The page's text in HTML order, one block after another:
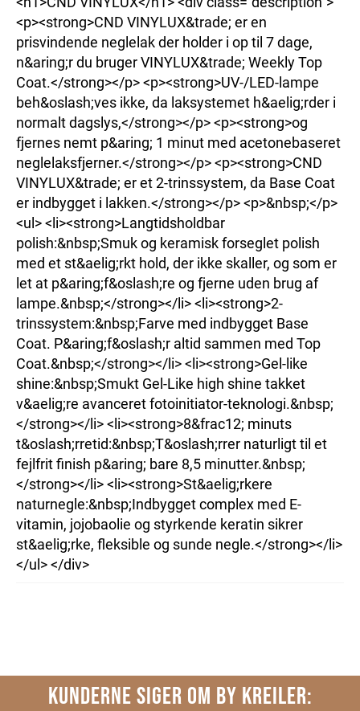
<p><strong>CND VINYLUX&trade; er en
prisvindende neglelak der holder i op til 7 dage,
n&aring;r du bruger VINYLUX&trade; Weekly Top
Coat.</strong></p> <p><strong>UV-/LED-lampe
beh&oslash;ves ikke, da laksystemet h&aelig;rder i
normalt dagslys,</strong></p> <p><strong>og
fjernes nemt p&aring; 1 minut med acetonebaseret
neglelaksfjerner.</strong></p> <p><strong>CND
VINYLUX&trade; er et 2-trinssystem, da Base Coat
er indbygget i lakken.</strong></p> <p>&nbsp;</p>
<ul> <li><strong>Langtidsholdbar
polish:&nbsp;Smuk og keramisk forseglet polish
med et st&aelig;rkt hold, der ikke skaller, og som er
let at p&aring;f&oslash;re og fjerne uden brug af
lampe.&nbsp;</strong></li> <li><strong>2-
trinssystem:&nbsp;Farve med indbygget Base
Coat. P&aring;f&oslash;r altid sammen med Top
Coat.&nbsp;</strong></li> <li><strong>Gel-like
shine:&nbsp;Smukt Gel-Like high shine takket
v&aelig;re avanceret fotoinitiator-teknologi.&nbsp;
</strong></li> <li><strong>8&frac12; minuts
t&oslash;rretid:&nbsp;T&oslash;rrer naturligt til et
fejlfrit finish p&aring; bare 8,5 minutter.&nbsp;
</strong></li> <li><strong>St&aelig;rkere
naturnegle:&nbsp;Indbygget complex med E-
vitamin, jojobaolie og styrkende keratin sikrer
st&aelig;rke, fleksible og sunde negle.</strong></li>
</ul> </div>
KUNDERNE SIGER OM BY KREILER: